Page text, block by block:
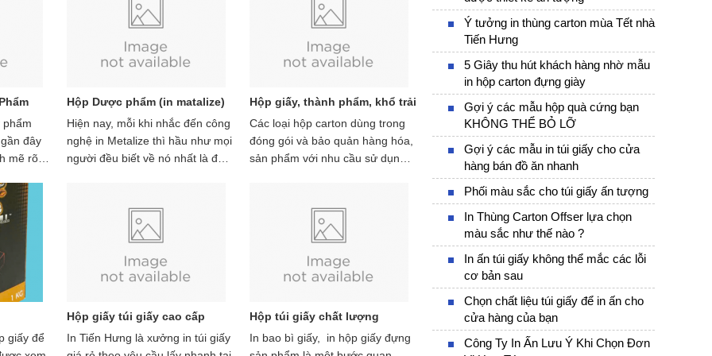
phẩm
đây
mẽ rõ
tiếp
phân
mỹ
. Tiến
đặc
bì
hơi
Hộp Dược phẩm (in matalize)
Hiện nay, mỗi khi nhắc đến công
nghệ in Metalize thì hầu như mọi
người đều biết về nó nhất là đối
đều am hiểu rõ về công nghệ
này, vẫn còn đâu đó một số tổ
chức doanh nghiệp thường
xuyên in ấn hộp giấy, bao bì giấy
nhưng vẫn còn mơ hồ về công
Hưng sẽ làm rõ hơn về công
nghệ này trong bài viết phía dưới
mời các bạn cùng theo dỗi nhé.
Hộp giấy, thành phẩm, khổ trải
Các loại hộp carton dùng trong
đóng gói và bảo quản hàng hóa,
sản phẩm với nhu cầu sử dụng
cao do chúng đem lại tính thẩm
mỹ cao, sang trọng, cầu kỳ và
cao cấp. Bài viết dưới đây sẽ
giúp bạn hiểu thêm về giấy
carton lạnh và địa chỉ in hộp
nghiệp.
giấy để
Hộp giấy túi giấy cao cấp
In Tiến Hưng là xưởng in túi giấy
Hộp túi giấy chất lượng
In bao bì giấy, in hộp giấy đựng
Ý tưởng in thùng carton mùa Tết nhà
Tiến Hưng
5 Giây thu hút khách hàng nhờ mẫu
in hộp carton đựng giày
Gợi ý các mẫu hộp quà cứng bạn
KHÔNG THỂ BỎ LỠ
Gợi ý các mẫu in túi giấy cho cửa
hàng bán đồ ăn nhanh
Phối màu sắc cho túi giấy ấn tượng
In Thùng Carton Offser lựa chọn
màu sắc như thế nào ?
In ấn túi giấy không thể mắc các lỗi
cơ bản sau
Chọn chất liệu túi giấy để in ấn cho
cửa hàng của bạn
Công Ty In Ấn Lưu Ý Khi Chọn Đơn